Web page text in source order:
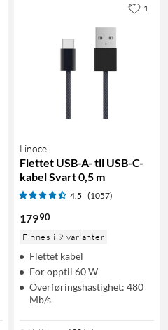
Linocell
Flettet USB-A- til USB-C-
kabel Svart 0,5 m
4.5 (1057)
17990
Finnes i 9 varianter
Flettet kabel
For opptil 60 W
Overføringshastighet: 480
Mb/s
1